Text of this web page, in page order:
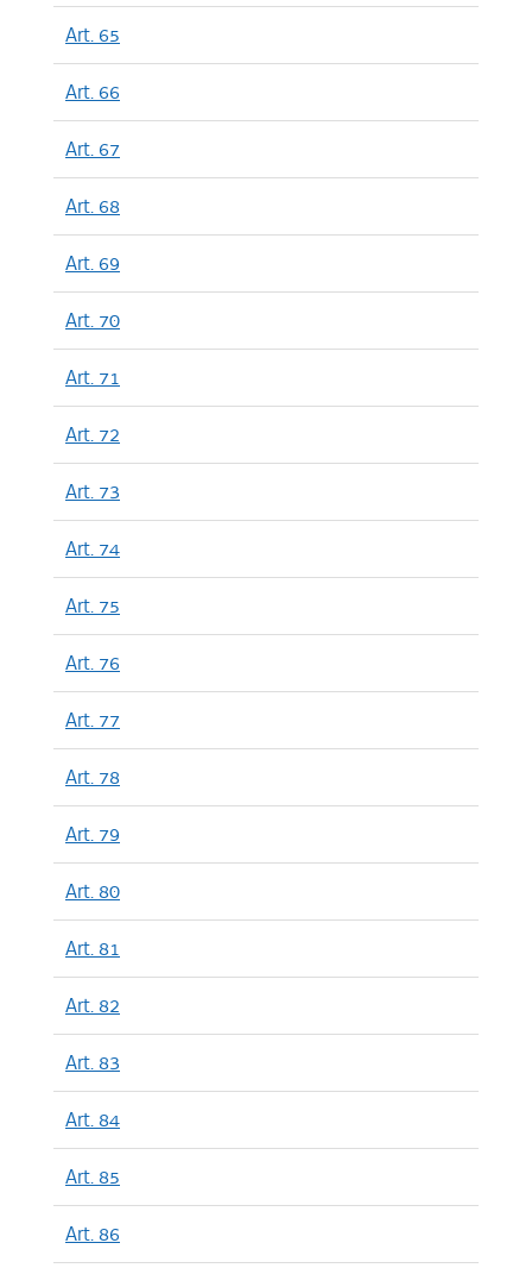
Art. 65
Art. 66
Art. 67
Art. 68
Art. 69
Art. 70
Art. 71
Art. 72
Art. 73
Art. 74
Art. 75
Art. 76
Art. 77
Art. 78
Art. 79
Art. 80
Art. 81
Art. 82
Art. 83
Art. 84
Art. 85
Art. 86